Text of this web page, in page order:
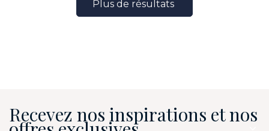
Plus de résultats
Recevez nos inspirations et nos